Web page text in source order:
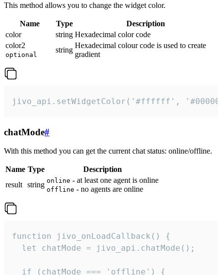
This method allows you to change the widget color.
Name Type
Description
color
string Hexadecimal color code
color2
optional
string
Hexadecimal colour code is used to create
gradient
jivo_api.setWidgetColor('#ffffff',
chatMode#
With this method you can get the current chat status: online/offline.
Name Type
Description
result string online - at least one agent is online
offline - no agents are online
function jivo_onLoadCallback() {
  let chatMode = jivo_api.chatMode();
  if (chatMode === 'offline') {